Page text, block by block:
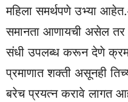
महिला समर्थपणे उभ्या
समानता आणायची असेल तर
संधी उपलब्ध करून देणे
प्रमाणात शक्ती असूनही
बरेच प्रयत्न करावे लागत